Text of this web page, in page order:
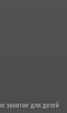
молодежи в
занятие для детей